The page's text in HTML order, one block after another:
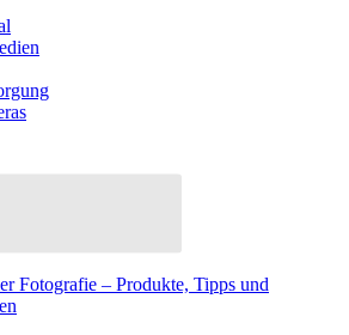
Fotografie – Produkte, Tipps und